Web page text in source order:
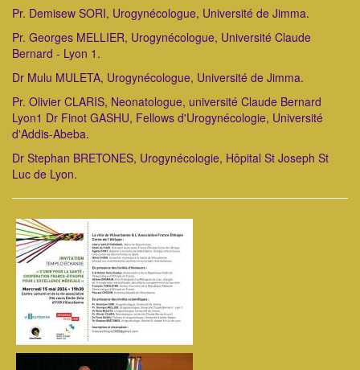
Pr. Demisew SORI, Urogynécologue, Université de Jimma.
Pr. Georges MELLIER, Urogynécologue, Université Claude
Bernard - Lyon 1.
Dr Mulu MULETA, Urogynécologue, Université de Jimma.
Pr. Olivier CLARIS, Neonatologue, université Claude Bernard
Lyon1 Dr Finot GASHU, Fellows d'Urogynécologie, Université
d'Addis-Abeba.
Dr Stephan BRETONES, Urogynécologie, Hôpital St Joseph St
Luc de Lyon.